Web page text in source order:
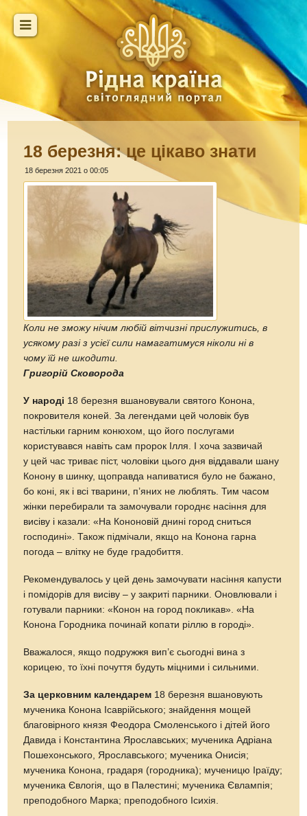
18 березня: це цікаво знати
18 березня 2021 о 00:05
Коли не зможу нічим любій вітчизні прислужитись, в
усякому разі з усієї сили намагатимуся ніколи ні в
чому їй не шкодити.
Григорій Сковорода
У народі 18 березня вшановували святого Конона,
покровителя коней. За легендами цей чоловік був
настільки гарним конюхом, що його послугами
користувався навіть сам пророк Ілля. І хоча зазвичай
у цей час триває піст, чоловіки цього дня віддавали шану
Конону в шинку, щоправда напиватися було не бажано,
бо коні, як і всі тварини, п’яних не люблять. Тим часом
жінки перебирали та замочували городнє насіння для
висіву і казали: «На Кононовій днині город сниться
господині». Також підмічали, якщо на Конона гарна
погода – влітку не буде градобиття.
Рекомендувалось у цей день замочувати насіння капусти
і помідорів для висіву – у закриті парники. Оновлювали і
готували парники: «Конон на город покликав». «На
Конона Городника починай копати ріллю в городі».
Вважалося, якщо подружжя вип’є сьогодні вина з
корицею, то їхні почуття будуть міцними і сильними.
За церковним календарем 18 березня вшановують
мученика Конона Ісаврійського; знайдення мощей
благовірного князя Феодора Смоленського і дітей його
Давида і Константина Ярославських; мученика Адріана
Пошехонського, Ярославського; мученика Онисія;
мученика Конона, градаря (городника); мученицю Іраїду;
мученика Євлогія, що в Палестині; мученика Євлампія;
преподобного Марка; преподобного Ісихія.